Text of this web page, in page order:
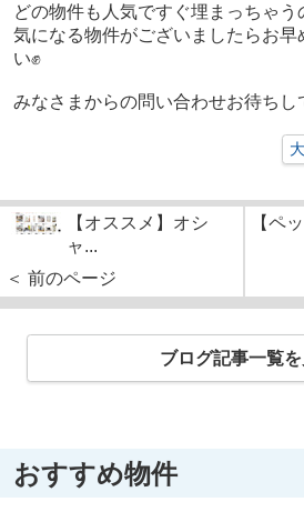
どの物件も人気ですぐ埋まっちゃう
気になる物件がございましたらお早
い✊
みなさまからの問い合わせお待ちし
【オススメ】オシ
ャ...
＜ 前のページ
【ペ
ブログ記事一覧
おすすめ物件